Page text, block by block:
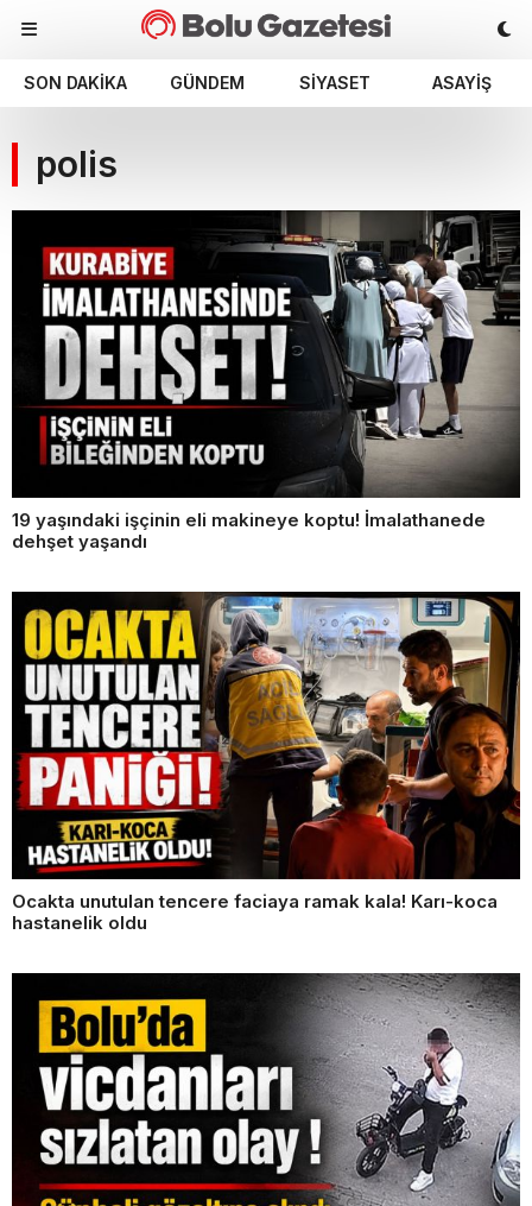
SON DAKIKA GÜNDEM SIYASET ASAYIŞ
polis
19 yaşındaki işçinin eli makineye koptu! İmalathanede
dehşet yaşandı
Ocakta unutulan tencere faciaya ramak kala! Karı-koca
hastanelik oldu